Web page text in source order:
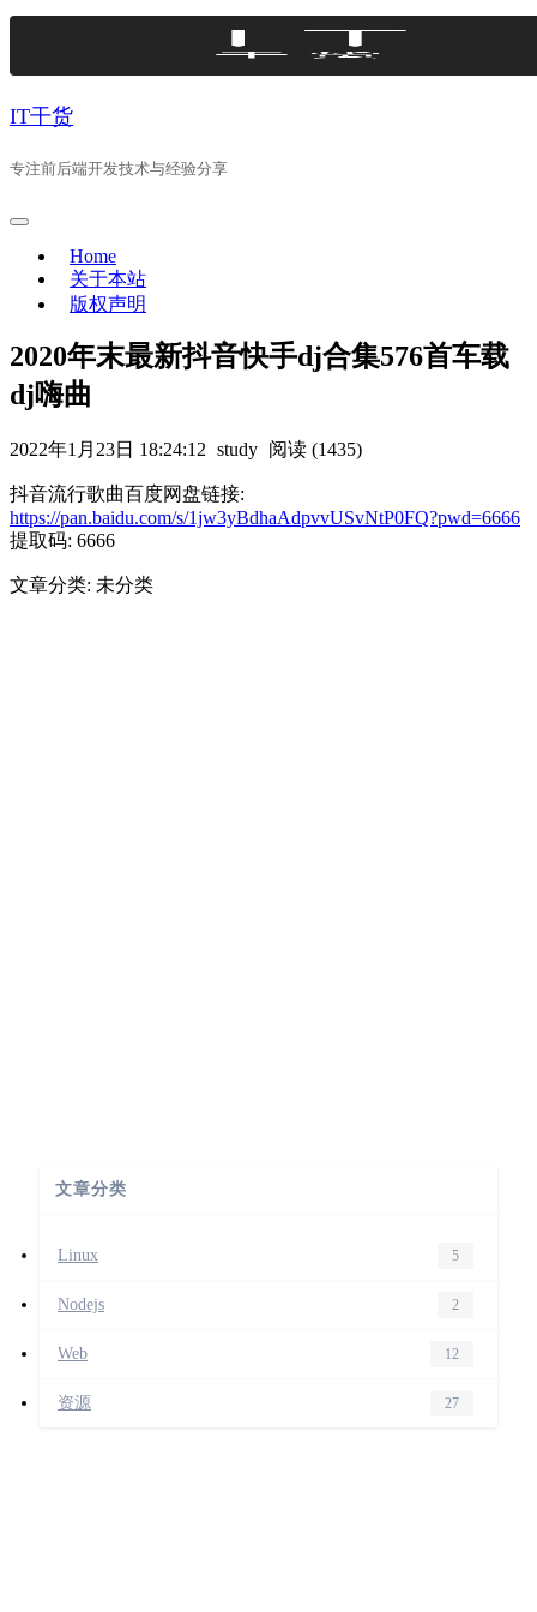
Skip
IT干货
专注前后端开发技术与经验分享
Home
关于本站
版权声明
2020年末最新抖音快手dj合集576首车载
dj嗨曲
2022年1月23日 18:24:12 study 阅读 (1435)
抖音流行歌曲百度网盘链接:
https://pan.baidu.com/s/1jw3yBdhaAdpvvUSvNtP0FQ?pwd=6666
提取码: 6666
文章分类: 未分类
文章分类
Linux 5
Nodejs 2
Web 12
资源 27